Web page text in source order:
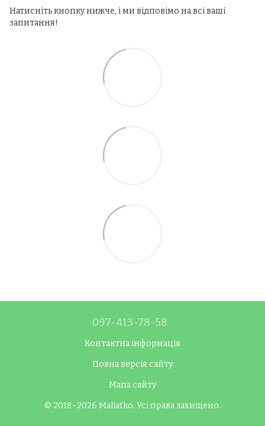
Натисніть кнопку нижче, і ми відповімо на всі ваші
запитання!
097-413-78-58
Контактна інформація
Повна версія сайту
Мапа сайту
© 2018–2026 Maliatko. Усі права захищено.